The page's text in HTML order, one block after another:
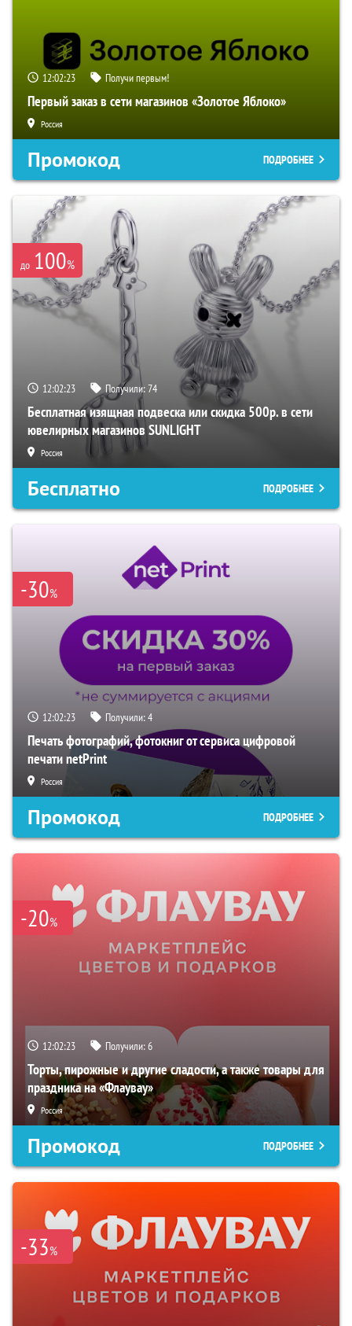
12:02:22 Получи первым!
Первый заказ в сети магазинов «Золотое Яблоко»
Россия
Промокод ПОДРОБНЕЕ
до 100%
12:02:22 Получили:74
Бесплатная изящная подвеска или скидка 500р. в сети
ювелирных магазинов SUNLIGHT
Россия
Бесплатно ПОДРОБНЕЕ
-30%
12:02:22 Получили:4
Печать фотографий, фотокниг от сервиса цифровой
печати netPrint
Россия
Промокод ПОДРОБНЕЕ
-20%
12:02:22 Получили:6
Торты, пирожные и другие сладости, а также товары для
праздника на «Флаувау»
Россия
Промокод ПОДРОБНЕЕ
-33%